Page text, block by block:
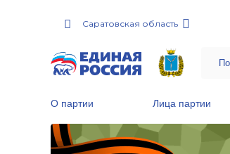
Саратовская область
О партии Лица партии